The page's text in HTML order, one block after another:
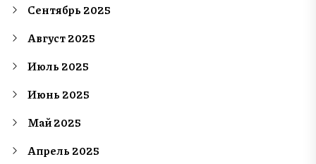
Сентябрь 2025
Август 2025
Июль 2025
Июнь 2025
Май 2025
Апрель 2025